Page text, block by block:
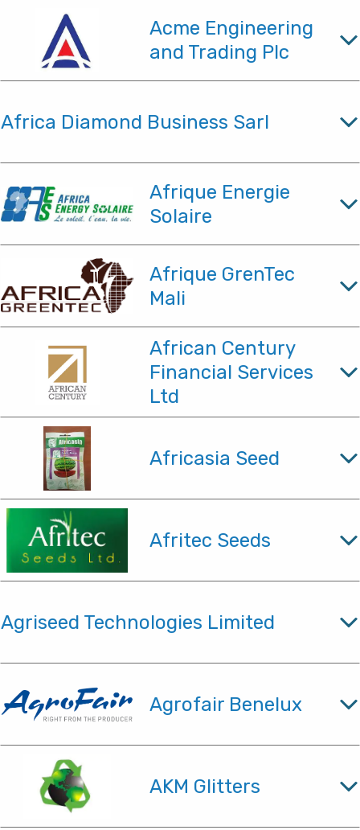
Acme Engineering
and Trading Plc
Africa Diamond Business Sarl
Afrique Energie
Solaire
Afrique GrenTec
Mali
African Century
Financial Services
Ltd
Africasia Seed
Afritec Seeds
Agriseed Technologies Limited
Agrofair Benelux
AKM Glitters